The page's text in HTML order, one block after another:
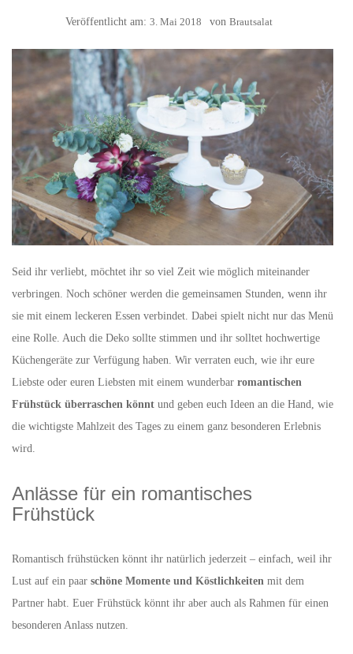
Veröffentlicht am: 3. Mai 2018 von Brautsalat
Seid ihr verliebt, möchtet ihr so viel Zeit wie möglich miteinander
verbringen. Noch schöner werden die gemeinsamen Stunden, wenn ihr
sie mit einem leckeren Essen verbindet. Dabei spielt nicht nur das Menü
eine Rolle. Auch die Deko sollte stimmen und ihr solltet hochwertige
Küchengeräte zur Verfügung haben. Wir verraten euch, wie ihr eure
Liebste oder euren Liebsten mit einem wunderbar romantischen
Frühstück überraschen könnt und geben euch Ideen an die Hand, wie
die wichtigste Mahlzeit des Tages zu einem ganz besonderen Erlebnis
wird.
Anlässe für ein romantisches
Frühstück
Romantisch frühstücken könnt ihr natürlich jederzeit – einfach, weil ihr
Lust auf ein paar schöne Momente und Köstlichkeiten mit dem
Partner habt. Euer Frühstück könnt ihr aber auch als Rahmen für einen
besonderen Anlass nutzen.